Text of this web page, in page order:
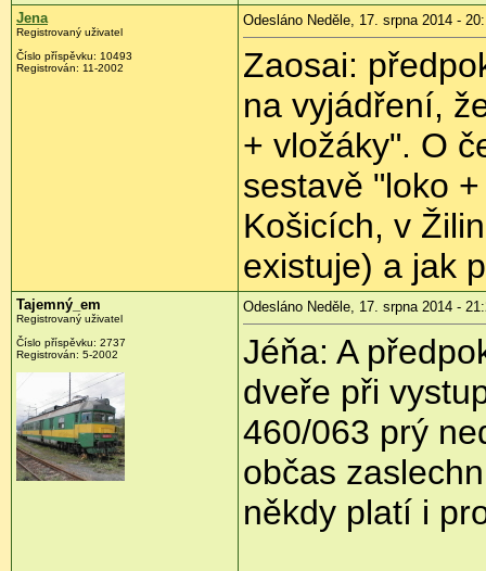
Jena
Registrovaný uživatel
Číslo příspěvku: 10493
Registrován: 11-2002
Odesláno Neděle, 17. srpna 2014 -
Zaosai:
na vyjádření,
+ vložáky". O
sestavě "loko
Košicích, v
existuje) a jak
Tajemný_em
Registrovaný uživatel
Číslo příspěvku: 2737
Registrován: 5-2002
Odesláno Neděle, 17. srpna 2014 -
Jéňa: A
dveře při
460/063 prý
občas
někdy platí i